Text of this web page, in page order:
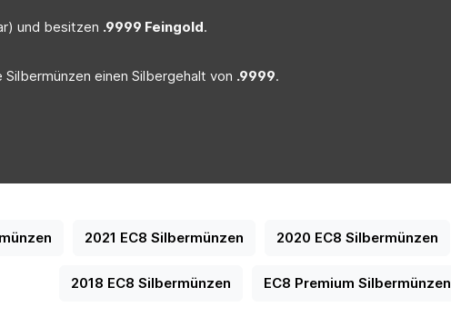
und besitzen .9999 Feingold.
einen Silbergehalt von .9999.
2021 EC8 Silbermünzen 2020 EC8 Silbermünzen
2018 EC8 Silbermünzen EC8 Premium Silbermünzen